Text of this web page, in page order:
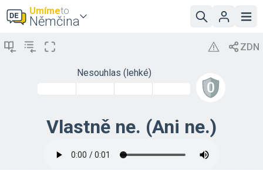
Umímeto
Němčina
Nesouhlas (lehké)
Vlastně ne. (Ani ne.)